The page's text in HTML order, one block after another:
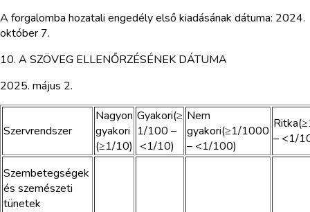
A forgalomba hozatali engedély első kiadásának dátuma: 2024.
október 7.
10. A SZÖVEG ELLENŐRZÉSÉNEK DÁTUMA
2025. május 2.
Szervrendszer
Nagyon
gyakori
(≥1/10)
Gyakori(≥
1/100 –
<1/10)
Nem
gyakori(≥1/1000
– <1/100)
– <1/
Szembetegségek
és szemészeti
tünetek